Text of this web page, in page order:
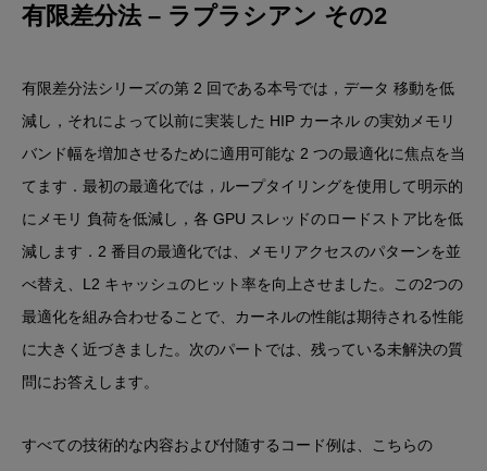
有限差分法 – ラプラシアン その2
有限差分法シリーズの第 2 回である本号では，データ 移動を低
減し，それによって以前に実装した HIP カーネル の実効メモリ
バンド幅を増加させるために適用可能な 2 つの最適化に焦点を当
てます．最初の最適化では，ループタイリングを使用して明示的
にメモリ 負荷を低減し，各 GPU スレッドのロードストア比を低
減します．2 番目の最適化では、メモリアクセスのパターンを並
べ替え、L2 キャッシュのヒット率を向上させました。この2つの
最適化を組み合わせることで、カーネルの性能は期待される性能
に大きく近づきました。次のパートでは、残っている未解決の質
問にお答えします。
すべての技術的な内容および付随するコード例は、こちらの